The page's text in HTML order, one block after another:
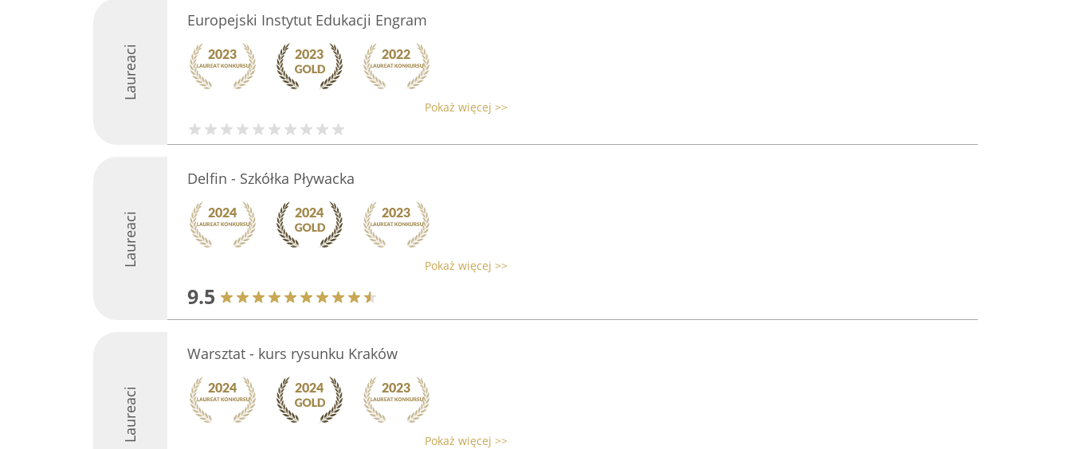
Laureaci
Europejski Instytut Edukacji Engram
Pokaż więcej >>
Laureaci
Delfin - Szkółka Pływacka
Pokaż więcej >>
9.5
Laureaci
Warsztat - kurs rysunku Kraków
Pokaż więcej >>